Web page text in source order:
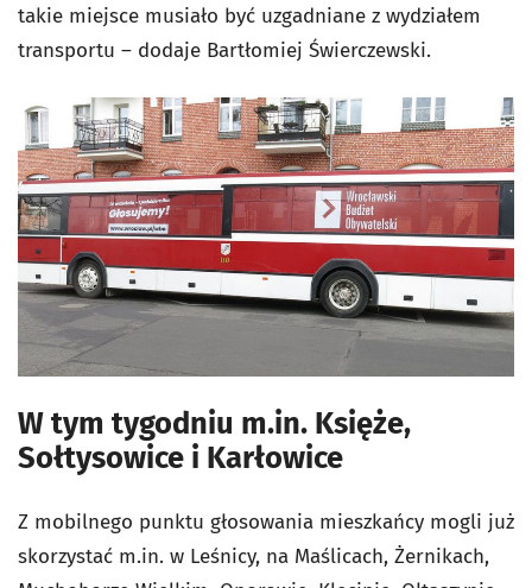
takie miejsce musiało być uzgadniane z wydziałem
transportu – dodaje Bartłomiej Świerczewski.
W tym tygodniu m.in. Księże,
Sołtysowice i Karłowice
Z mobilnego punktu głosowania mieszkańcy mogli już
skorzystać m.in. w Leśnicy, na Maślicach, Żernikach,